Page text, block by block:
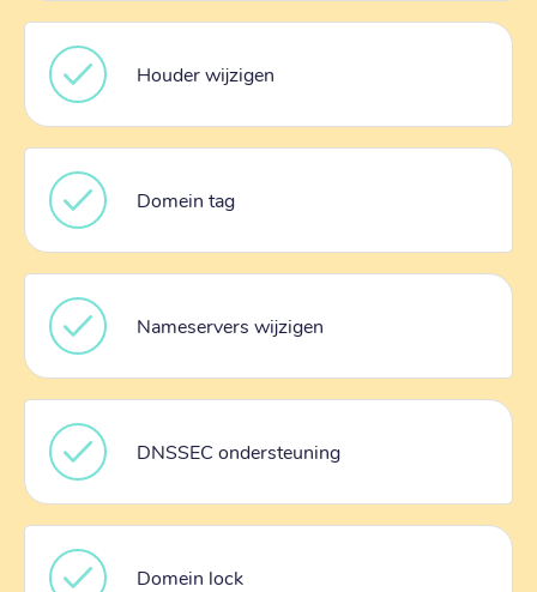
Houder wijzigen
Domein tag
Nameservers wijzigen
DNSSEC ondersteuning
Domein lock